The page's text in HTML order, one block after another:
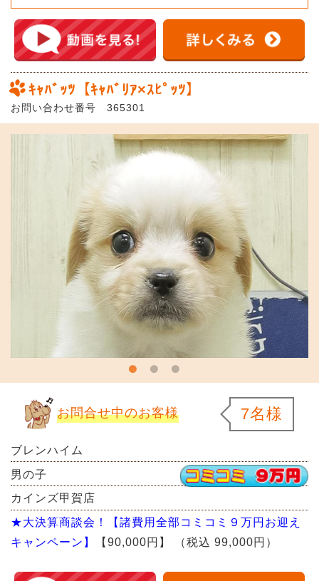
ｷｬﾊﾞｯﾂ【ｷｬﾊﾞﾘｱ×ｽﾋﾟｯﾂ】
お問い合わせ番号 365301
お問合せ中のお客様 7名様
ブレンハイム
男の子
カインズ甲賀店
★大決算商談会！【諸費用全部コミコミ９万円お迎え
キャンペーン】
【90,000円】 （税込 99,000円）